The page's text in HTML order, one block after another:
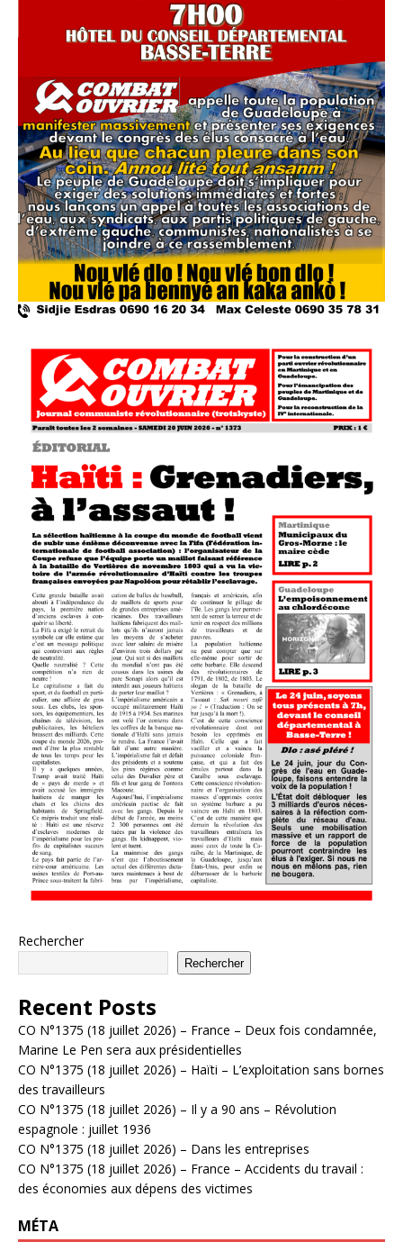
Rechercher
Rechercher
Recent Posts
CO N°1375 (18 juillet 2026) – France – Deux fois condamnée,
Marine Le Pen sera aux présidentielles
CO N°1375 (18 juillet 2026) – Haïti – L’exploitation sans bornes
des travailleurs
CO N°1375 (18 juillet 2026) – Il y a 90 ans – Révolution
espagnole : juillet 1936
CO N°1375 (18 juillet 2026) – Dans les entreprises
CO N°1375 (18 juillet 2026) – France – Accidents du travail :
des économies aux dépens des victimes
MÉTA